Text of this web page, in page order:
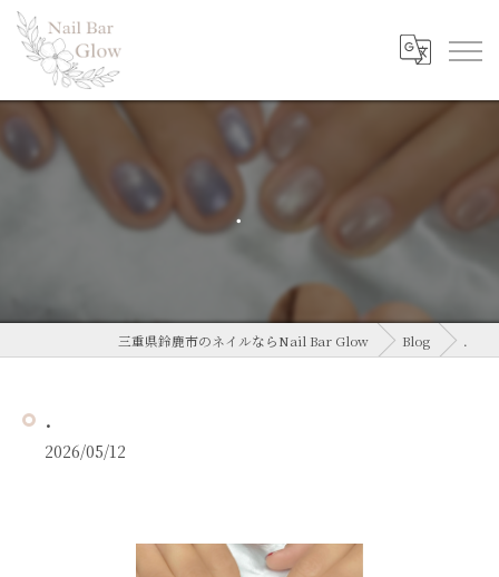
．
三重県鈴鹿市のネイルならNail Bar Glow Blog ．
．
2026/05/12